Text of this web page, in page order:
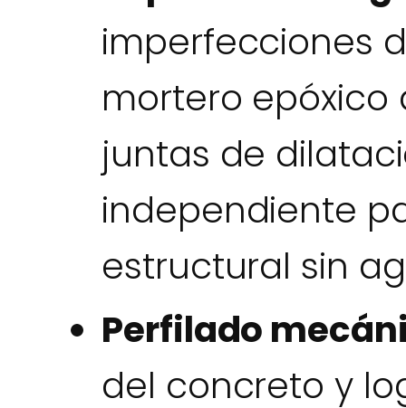
imperfecciones
mortero epóxico
juntas de
independiente
estructural sin
Perfilado
del concreto y